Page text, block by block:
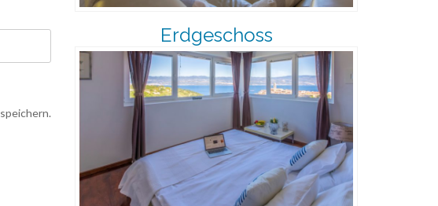
Erdgeschoss